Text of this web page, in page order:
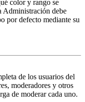
color y rango se
Administración debe
por defecto mediante su
de los usuarios del
moderadores y otros
de moderar cada uno.